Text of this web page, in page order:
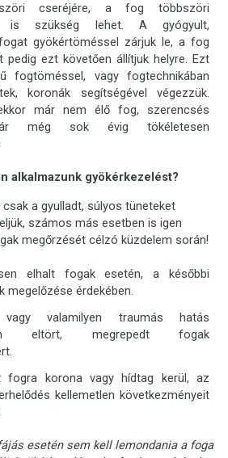
cseréjére, a fog többszöri
is szükség lehet. A gyógyult,
gyökértöméssel zárjuk le, a fog
pedig ezt követően állítjuk helyre. Ezt
fogtöméssel, vagy fogtechnikában
koronák segítségével végezzük.
már nem élő fog, szerencsés
még sok évig tökéletesen
alkalmazunk gyökérkezelést?
a gyulladt, súlyos tüneteket
számos más esetben is igen
megőrzését célzó küzdelem során!
elhalt fogak esetén, a későbbi
megelőzése érdekében.
vagy valamilyen traumás hatás
eltört, megrepedt fogak
korona vagy hídtag kerül, az
kellemetlen következményeit
esetén sem kell lemondania a foga